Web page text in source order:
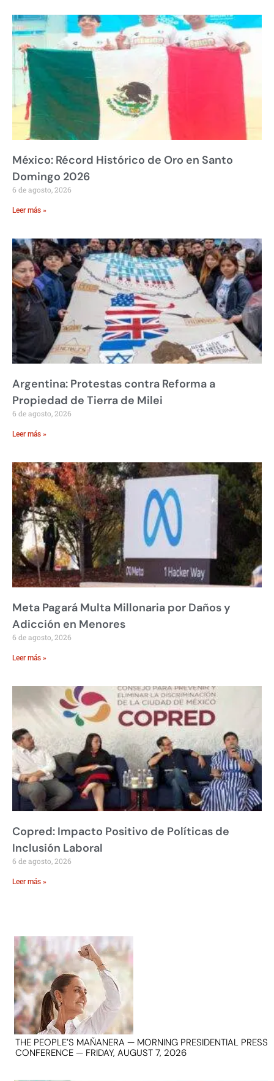
México: Récord Histórico de Oro en Santo
Domingo 2026
6 de agosto, 2026
Leer más »
Argentina: Protestas contra Reforma a
Propiedad de Tierra de Milei
6 de agosto, 2026
Leer más »
Meta Pagará Multa Millonaria por Daños y
Adicción en Menores
6 de agosto, 2026
Leer más »
Copred: Impacto Positivo de Políticas de
Inclusión Laboral
6 de agosto, 2026
Leer más »
THE PEOPLE’S MAÑANERA — MORNING PRESIDENTIAL PRESS
CONFERENCE — FRIDAY, AUGUST 7, 2026